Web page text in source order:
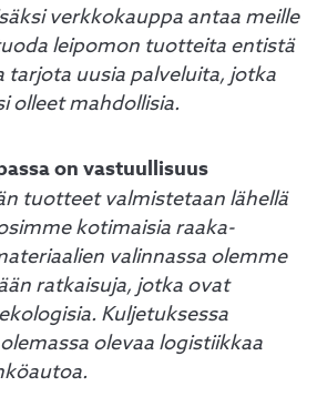
verkkokauppa antaa meille
leipomon tuotteita entistä
tarjota uusia palveluita, jotka
olleet mahdollisia.
on vastuullisuus
tuotteet valmistetaan lähellä
kotimaisia raaka-
valinnassa olemme
ratkaisuja, jotka ovat
Kuljetuksessa
olevaa logistiikkaa